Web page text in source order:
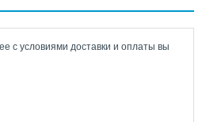
с условиями доставки и оплаты вы